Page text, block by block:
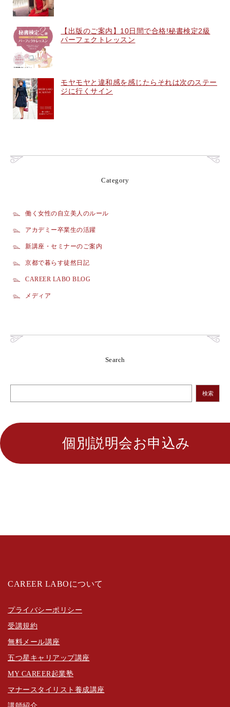
【出版のご案内】10日間で合格!秘書検定2級
パーフェクトレッスン
モヤモヤと違和感を感じたらそれは次のステー
ジに行くサイン
Category
働く女性の自立美人のルール
アカデミー卒業生の活躍
新講座・セミナーのご案内
京都で暮らす徒然日記
CAREER LABO BLOG
メディア
Search
検索
個別説明会お申込み
CAREER LABOについて
プライバシーポリシー
受講規約
無料メール講座
五つ星キャリアップ講座
MY CAREER起業塾
マナースタイリスト養成講座